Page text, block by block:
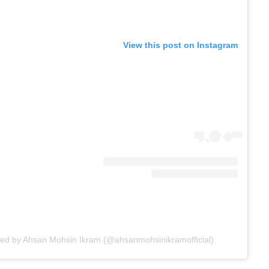
View this post on Instagram
by Ahsan Mohsin Ikram (@ahsanmohsinikramofficial)